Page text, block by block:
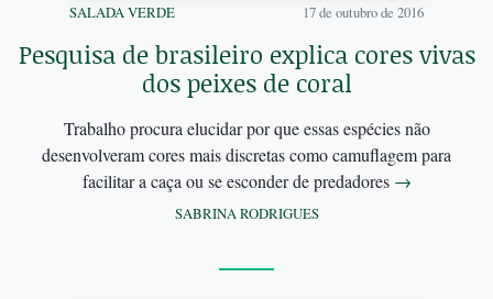
SALADA VERDE 17 de outubro de 2016
Pesquisa de brasileiro explica cores vivas
dos peixes de coral
Trabalho procura elucidar por que essas espécies não
desenvolveram cores mais discretas como camuflagem para
facilitar a caça ou se esconder de predadores →
SABRINA RODRIGUES